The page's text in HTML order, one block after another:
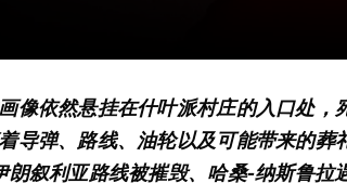
像依然悬挂在什叶派村庄的入口处
导弹、路线、油轮以及可能带来的
朗叙利亚路线被摧毁、哈桑-纳斯鲁